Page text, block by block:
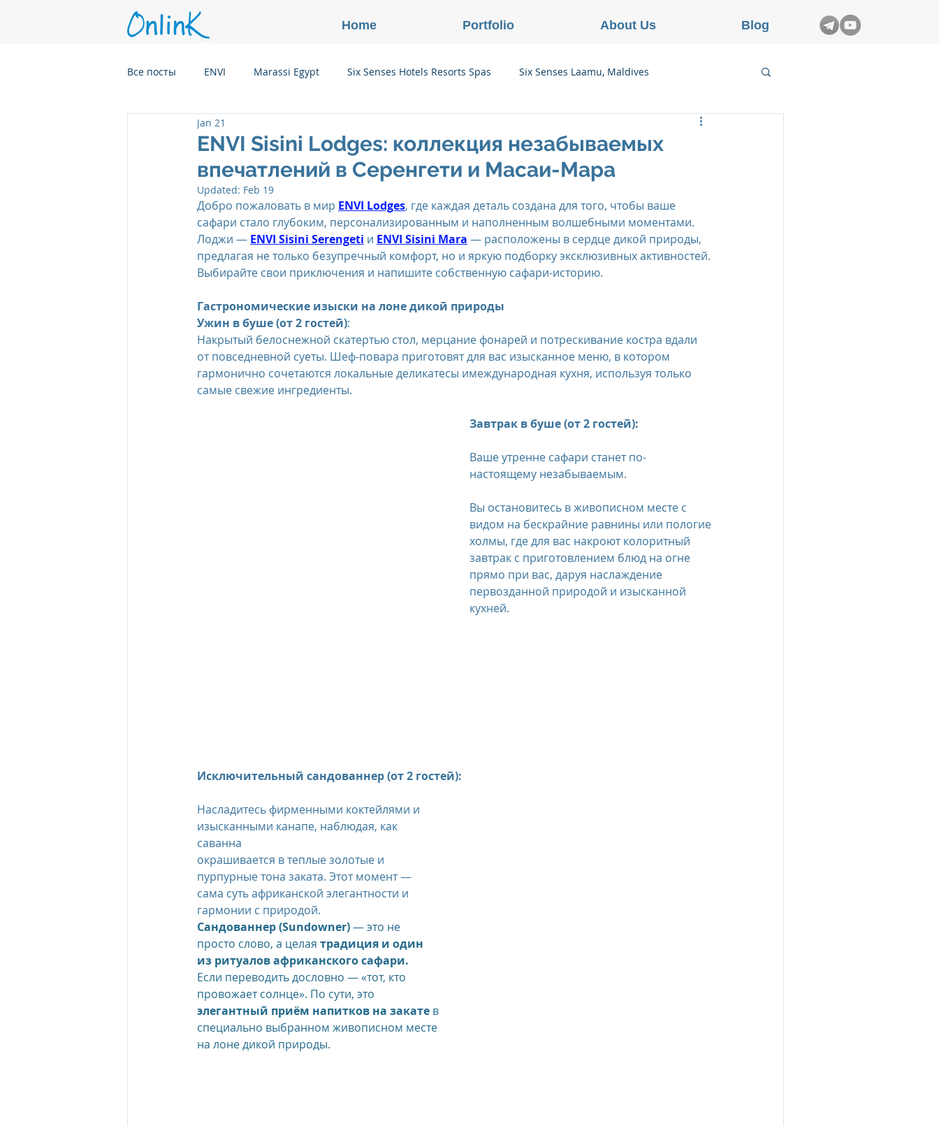
Все посты ENVI Marassi Egypt Six Senses Hotels Resorts Spas Six Senses Laamu, Maldives
Six Senses Kanuhura, Maldives
Six Senses Kaplankaya, Turkey Six Senses Douro Valley, Portugal Six Senses Courchevel, France
Six Senses Rome, Italy Six Senses Zil Pasyon, Seychelles Six Senses Vana, Индия
The Oberoi Beach Resort Mauritius The Oberoi Bali, Indonesia The Oberoi Lombok, Indonesia
Regent Bali Canggu Eclat Beijing
ENVI Sisini Lodges: коллекция незабываемых
впечатлений в Серенгети и Масаи-Мара
Jan 21
Updated: Feb 19
Добро пожаловать в мир ENVI Lodges, где каждая деталь создана для того, чтобы ваше
сафари стало глубоким, персонализированным и наполненным волшебными моментами.
Лоджи — ENVI Sisini Serengeti и ENVI Sisini Mara — расположены в сердце дикой природы,
предлагая не только безупречный комфорт, но и яркую подборку эксклюзивных активностей.
Выбирайте свои приключения и напишите собственную сафари-историю.
Гастрономические изыски на лоне дикой природы
Ужин в буше (от 2 гостей):
Накрытый белоснежной скатертью стол, мерцание фонарей и потрескивание костра вдали
от повседневной суеты. Шеф-повара приготовят для вас изысканное меню, в котором
гармонично сочетаются локальные деликатесы имеждународная кухня, используя только
самые свежие ингредиенты.
Завтрак в буше (от 2 гостей):
Ваше утренне сафари станет по-
настоящему незабываемым.
Вы остановитесь в живописном месте с
видом на бескрайние равнины или пологие
холмы, где для вас накроют колоритный
завтрак с приготовлением блюд на огне
прямо при вас, даруя наслаждение
первозданной природой и изысканной
кухней.
Исключительный сандованнер (от 2 гостей):
Насладитесь фирменными коктейлями и
изысканными канапе, наблюдая, как
саванна
окрашивается в теплые золотые и
пурпурные тона заката. Этот момент —
сама суть африканской элегантности и
гармонии с природой.
Сандованнер (Sundowner) — это не
просто слово, а целая традиция и один
из ритуалов африканского сафари.
Если переводить дословно — «тот, кто
провожает солнце». По сути, это
элегантный приём напитков на закате в
специально выбранном живописном месте
на лоне дикой природы.
Home Portfolio About Us Blog